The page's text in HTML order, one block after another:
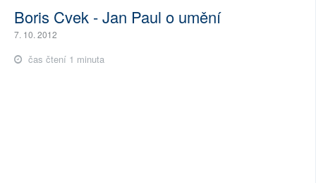
Boris Cvek - Jan Paul o umění
7. 10. 2012
čas čtení 1 minuta